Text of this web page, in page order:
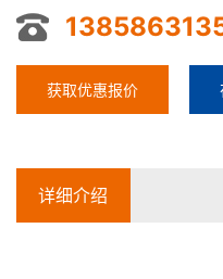
获取优惠报价
详细介绍